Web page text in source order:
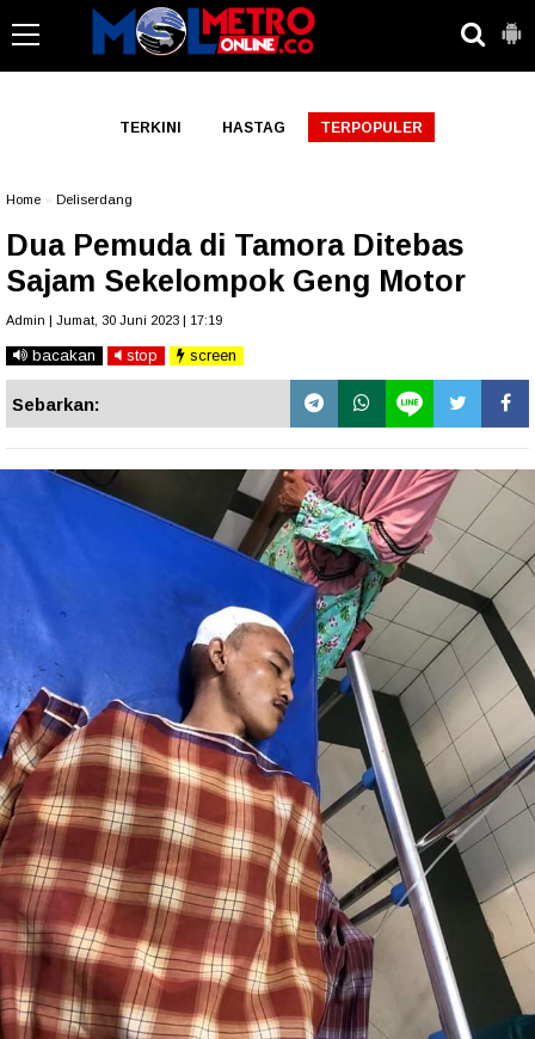
TERKINI HASTAG TERPOPULER
Home Deliserdang
Dua Pemuda di Tamora Ditebas
Sajam Sekelompok Geng Motor
Admin | Jumat, 30 Juni 2023 | 17:19
bacakan stop screen
Sebarkan: